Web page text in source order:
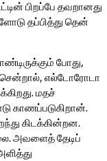
பிறப்பே தவறானது
தப்பித்து தென்
போது,
சென்றால், எல்டோரோடா
மதச்
காணப்படுகிறான்.
கிடக்கின்றன.
அவளைத் தேடிப்